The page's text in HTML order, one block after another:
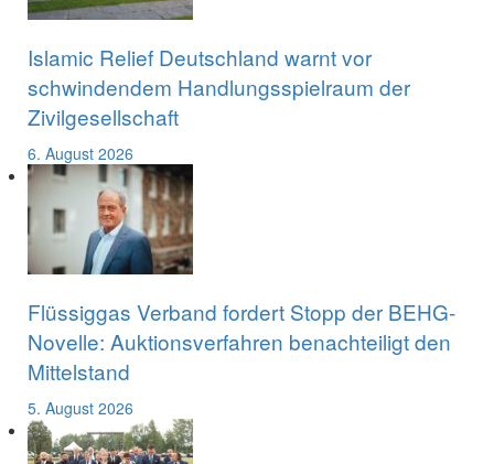
Islamic Relief Deutschland warnt vor
schwindendem Handlungsspielraum der
Zivilgesellschaft
6. August 2026
Flüssiggas Verband fordert Stopp der BEHG-
Novelle: Auktionsverfahren benachteiligt den
Mittelstand
5. August 2026